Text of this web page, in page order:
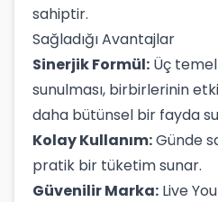
sahiptir.
Sağladığı Avantajlar
Sinerjik Formül: Üç
sunulması, birbirlerinin
daha bütünsel bir fayda
Kolay Kullanım:Günde
pratik bir tüketim sunar.
Güvenilir Marka: Live